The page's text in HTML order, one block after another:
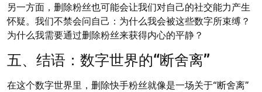
另一方面，删除粉丝也可能会让我们对自己的社交能力产生
怀疑。我们不禁会问自己：为什么我会被这些数字所束缚？
为什么我需要通过删除粉丝来获得内心的平静？
五、结语：数字世界的“断舍离”
在这个数字世界里，删除快手粉丝就像是一场关于“断舍离”